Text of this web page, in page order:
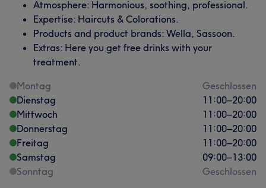
Atmosphere: Harmonious, soothing, professional.
Expertise: Haircuts & Colorations.
Products and product brands: Wella, Sassoon.
Extras: Here you get free drinks with your
treatment.
Montag
Geschlossen
Dienstag
11:00–20:00
Mittwoch
11:00–20:00
Donnerstag
11:00–20:00
Freitag
11:00–20:00
Samstag
09:00–13:00
Sonntag
Geschlossen